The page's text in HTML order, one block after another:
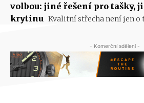
volbou: jiné řešení pro tašky,
krytinu Kvalitní střecha není jen o
- Komerční sdělení -